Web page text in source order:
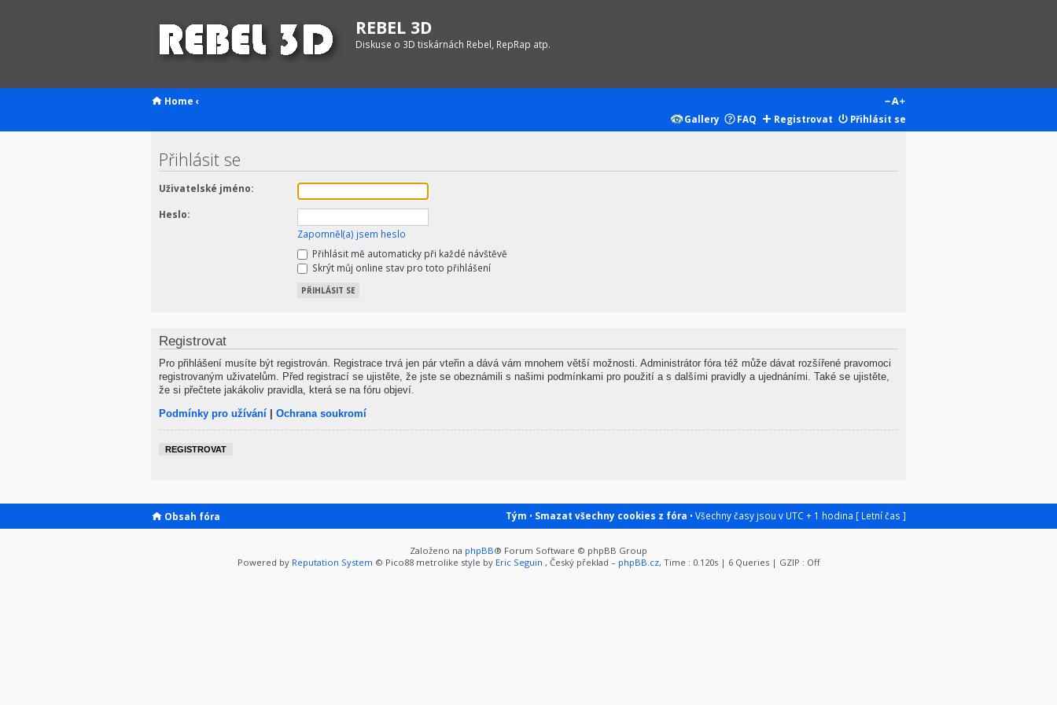
REBEL 3D
Diskuse o 3D tiskárnách Rebel, RepRap atp.
Home ‹
Gallery
FAQ Registrovat Přihlásit se
Přihlásit se
Uživatelské jméno:
Heslo:
Zapomněl(a) jsem heslo
Přihlásit mě automaticky při každé návštěvě
Skrýt můj online stav pro toto přihlášení
Registrovat
Pro přihlášení musíte být registrován. Registrace trvá jen pár vteřin a dává vám mnohem větší možnosti. Administrátor fóra též může dávat rozšířené pravomoci
registrovaným uživatelům. Před registrací se ujistěte, že jste se obeznámili s našimi podmínkami pro použití a s dalšími pravidly a ujednáními. Také se ujistěte,
že si přečtete jakákoliv pravidla, která se na fóru objeví.
Podmínky pro užívání | Ochrana soukromí
REGISTROVAT
Obsah fóra Tým • Smazat všechny cookies z fóra • Všechny časy jsou v UTC + 1 hodina [ Letní čas ]
Založeno na phpBB® Forum Software © phpBB Group
Powered by Reputation System © Pico88 metrolike style by Eric Seguin , Český překlad – phpBB.cz, Time : 0.120s | 6 Queries | GZIP : Off